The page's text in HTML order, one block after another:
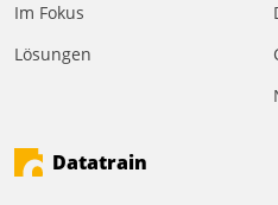
Eine intuitive
Dialogführung ermöglicht
effizienter zu bearbeiten.
Im Fokus
Lösungen
Datatrain